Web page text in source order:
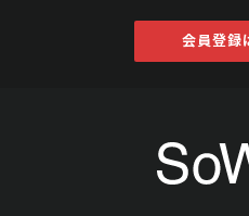
会員登録